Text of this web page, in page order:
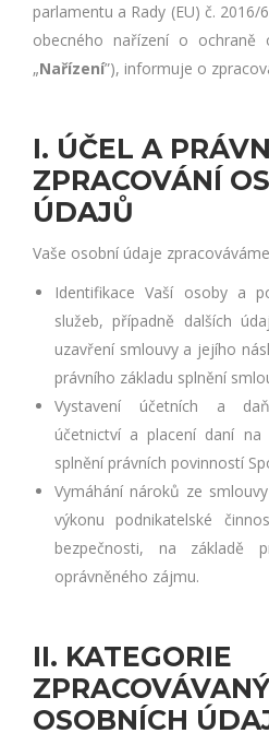
parlamentu a Rady (EU) č. 2016/
obecného nařízení o ochraně
„Nařízení”), informuje o
I. ÚČEL A
ZPRACOVÁNÍ
ÚDAJŮ
Vaše osobní údaje
Identifikace Vaší osoby a
služeb, případně dalších
uzavření smlouvy a jejího
právního základu splnění
Vystavení účetních a
účetnictví a placení daní na
splnění právních povinností
Vymáhání nároků ze
výkonu podnikatelské
bezpečnosti, na základě
oprávněného zájmu.
II. KATEGORIE
OSOBNÍCH